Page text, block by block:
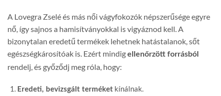
A Lovegra Zselé és más női vágyfokozók népszerűsége egyre
nő, így sajnos a hamisítványokkal is vigyáznod kell. A
bizonytalan eredetű termékek lehetnek hatástalanok, sőt
egészségkárosítóak is. Ezért mindigellenőrzött forrásból
rendelj, és győződj meg róla, hogy:
Eredeti, bevizsgált terméket kínálnak.